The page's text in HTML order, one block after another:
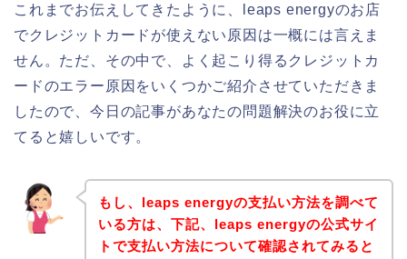
これまでお伝えしてきたように、leaps energyのお店
でクレジットカードが使えない原因は一概には言えま
せん。ただ、その中で、よく起こり得るクレジットカ
ードのエラー原因をいくつかご紹介させていただきま
したので、今日の記事があなたの問題解決のお役に立
てると嬉しいです。
もし、leaps energyの支払い方法を調べて
いる方は、下記、leaps energyの公式サイ
トで支払い方法について確認されてみると